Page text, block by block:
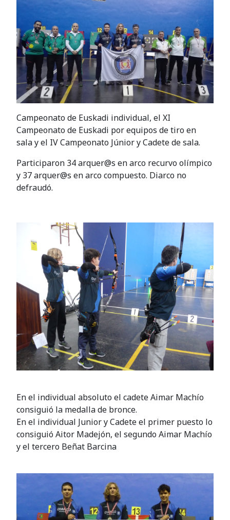
Campeonato de Euskadi individual, el XI
Campeonato de Euskadi por equipos de tiro en
sala y el IV Campeonato Júnior y Cadete de sala.
Participaron 34 arquer@s en arco recurvo olímpico
y 37 arquer@s en arco compuesto. Diarco no
defraudó.
En el individual absoluto el cadete Aimar Machío
consiguió la medalla de bronce.
En el individual Junior y Cadete el primer puesto lo
consiguió Aitor Madejón, el segundo Aimar Machío
y el tercero Beñat Barcina